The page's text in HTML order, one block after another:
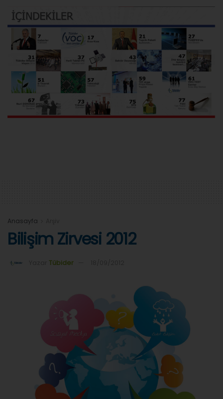
Anasayfa
Bilişim Zirvesi 2012
Tübider